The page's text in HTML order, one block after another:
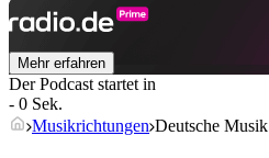
Mehr erfahren
Der Podcast startet in
- 0 Sek.
Musikrichtungen Deutsche Musik